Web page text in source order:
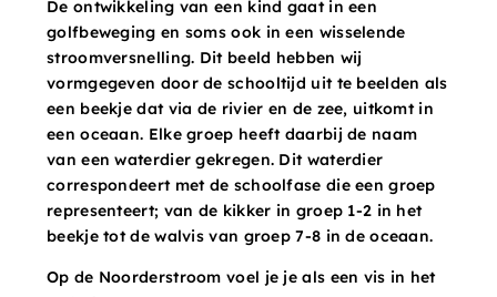
De ontwikkeling van een kind gaat in een
golfbeweging en soms ook in een wisselende
stroomversnelling. Dit beeld hebben wij
vormgegeven door de schooltijd uit te beelden als
een beekje dat via de rivier en de zee, uitkomt in
een oceaan. Elke groep heeft daarbij de naam
van een waterdier gekregen. Dit waterdier
correspondeert met de schoolfase die een groep
representeert; van de kikker in groep 1-2 in het
beekje tot de walvis van groep 7-8 in de oceaan.
Op de Noorderstroom voel je je als een vis in het